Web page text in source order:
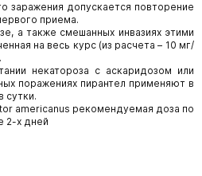
заражения допускается повторение
приема.
а также смешанных инвазиях этими
на весь курс (из расчета – 10 мг/
некатороза с аскаридозом или
поражениях пирантел применяют в
сутки.
americanus рекомендуемая доза по
2-х дней